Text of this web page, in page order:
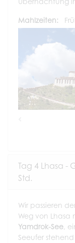
Mahlzeiten:
Tag 4 Lhasa -
Std.
Wir passieren
Weg von
Yamdrok-See,
Seeufer